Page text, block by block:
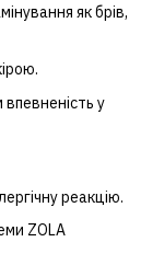
як брів,
у
реакцію.
ZOLA